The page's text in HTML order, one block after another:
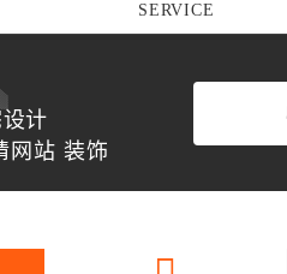
SERVICE
计
网站 装饰